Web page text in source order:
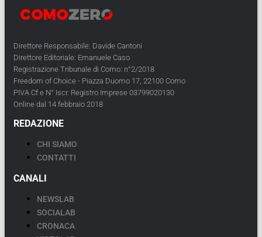
Direttore Responsabile: Davide Cantoni
Direttore Editoriale: Emanuele Caso
Registrazione Tribunale di Como: n°2/2018
Freedom of Choice - Piazza Duomo 17, 22100 Como
PIVA Cf e N° Iscr. Registro Imprese 03799020130
Online dal 14 febbraio 2018
REDAZIONE
CHI SIAMO
CONTATTI
CANALI
NEWSLAB
SOCIALAB
CRONACA